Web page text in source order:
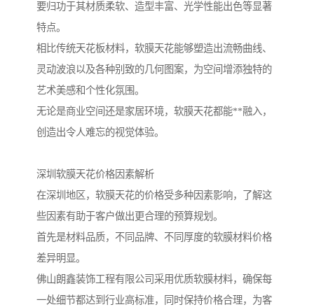
要归功于其材质柔软、造型丰富、光学性能出色等显著
特点。
相比传统天花板材料，软膜天花能够塑造出流畅曲线、
灵动波浪以及各种别致的几何图案，为空间增添独特的
艺术美感和个性化氛围。
无论是商业空间还是家居环境，软膜天花都能**融入，
创造出令人难忘的视觉体验。
深圳软膜天花价格因素解析
在深圳地区，软膜天花的价格受多种因素影响，了解这
些因素有助于客户做出更合理的预算规划。
首先是材料品质，不同品牌、不同厚度的软膜材料价格
差异明显。
佛山朗鑫装饰工程有限公司采用优质软膜材料，确保每
一处细节都达到行业高标准，同时保持价格合理，为客